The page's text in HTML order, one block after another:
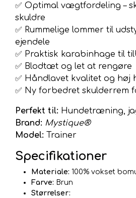
✅ Optimal vægtfordeling –
skuldre
✅ Rummelige lommer til
ejendele
✅ Praktisk karabinhage til
✅ Blodtæt og let at rengøre
✅ Håndlavet kvalitet og høj
✅ Ny forbedret skulderrem
Perfekt til: Hundetræning,
Brand: Mystique®
Model: Trainer
Specifikationer
Materiale: 100% vokset
Farve: Brun
Størrelser: